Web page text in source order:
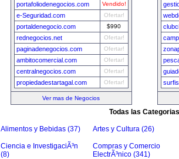
portafoliodenegocios.com Vendido!
e-Seguridad.com Ofertar!
portaldenegocio.com $990
rednegocios.net Ofertar!
paginadenegocios.com Ofertar!
ambitocomercial.com Ofertar!
centralnegocios.com Ofertar!
propiedadestartagal.com Ofertar!
Ver mas de Negocios
Todas las Categorias
Alimentos y Bebidas (37) Artes y Cultura (26)
Ciencia e InvestigaciÃ³n
(8)
Compras y Comercio
ElectrÃ³nico (341)